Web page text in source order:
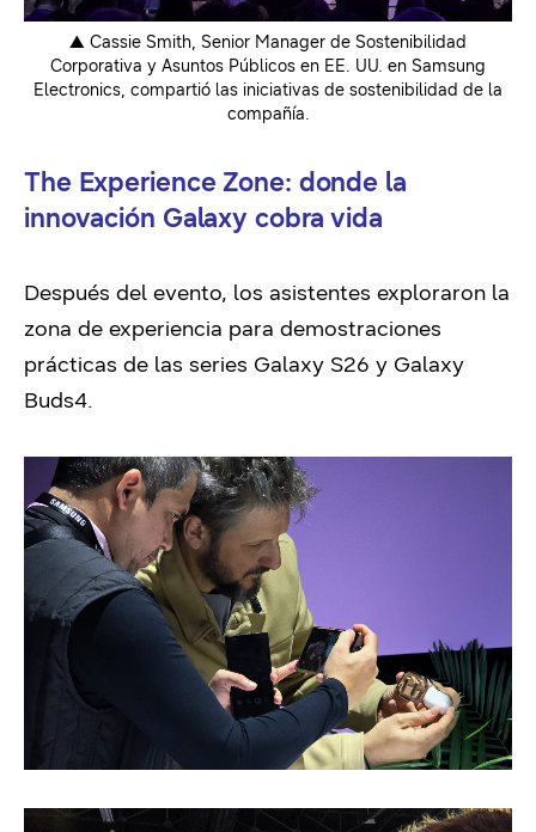
▲ Cassie Smith, Senior Manager de Sostenibilidad
Corporativa y Asuntos Públicos en EE. UU. en Samsung
Electronics, compartió las iniciativas de sostenibilidad de la
compañía.
The Experience Zone: donde la
innovación Galaxy cobra vida
Después del evento, los asistentes exploraron la
zona de experiencia para demostraciones
prácticas de las series Galaxy S26 y Galaxy
Buds4.